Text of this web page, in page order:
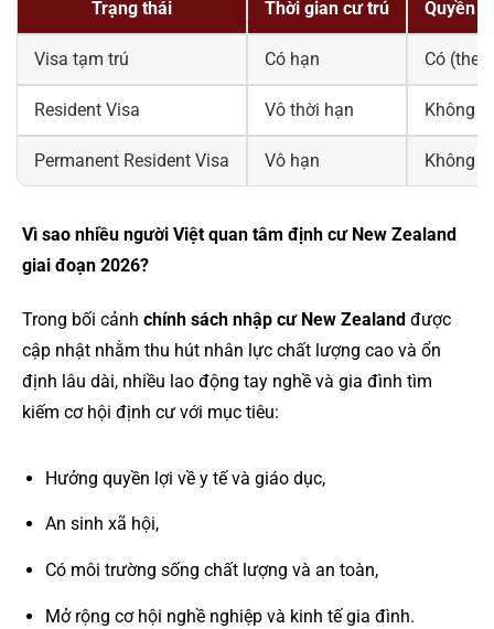
Trạng thái Thời gian cư trú Quyền
Visa tạm trú Có hạn Có
Resident Visa Vô thời hạn Không
Permanent Resident Visa Vô hạn Không
Vì sao nhiều người Việt quan tâm định cư New Zealand
giai đoạn 2026?
Trong bối cảnh chính sách nhập cư New Zealand được
cập nhật nhằm thu hút nhân lực chất lượng cao và ổn
định lâu dài, nhiều lao động tay nghề và gia đình tìm
kiếm cơ hội định cư với mục tiêu:
Hưởng quyền lợi về y tế và giáo dục,
An sinh xã hội,
Có môi trường sống chất lượng và an toàn,
Mở rộng cơ hội nghề nghiệp và kinh tế gia đình.